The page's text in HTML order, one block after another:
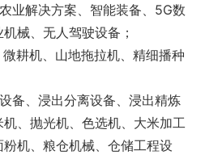
业解决方案、智能装备、5G数
械、无人驾驶设备；
耕机、山地拖拉机、精细播种
备、浸出分离设备、浸出精炼
、抛光机、色选机、大米加工
机、粮仓机械、仓储工程设